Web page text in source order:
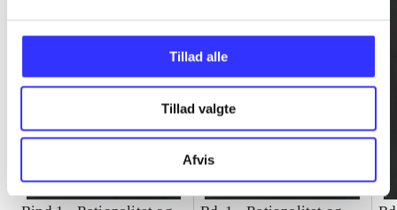
Tillad alle
Tillad valgte
Afvis